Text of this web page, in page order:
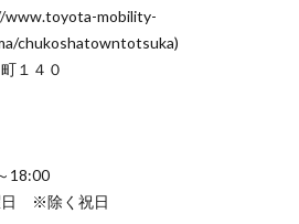
www.toyota-mobility-
chukoshatowntotsuka)
１４０
18:00
日 ※除く祝日